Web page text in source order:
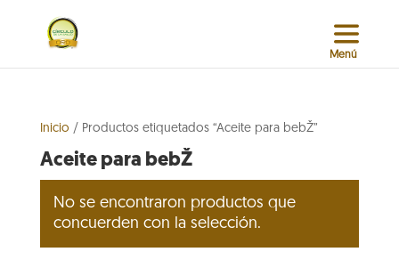
Inicio / Productos etiquetados “Aceite para bebŽ”
Aceite para bebŽ
No se encontraron productos que
concuerden con la selección.